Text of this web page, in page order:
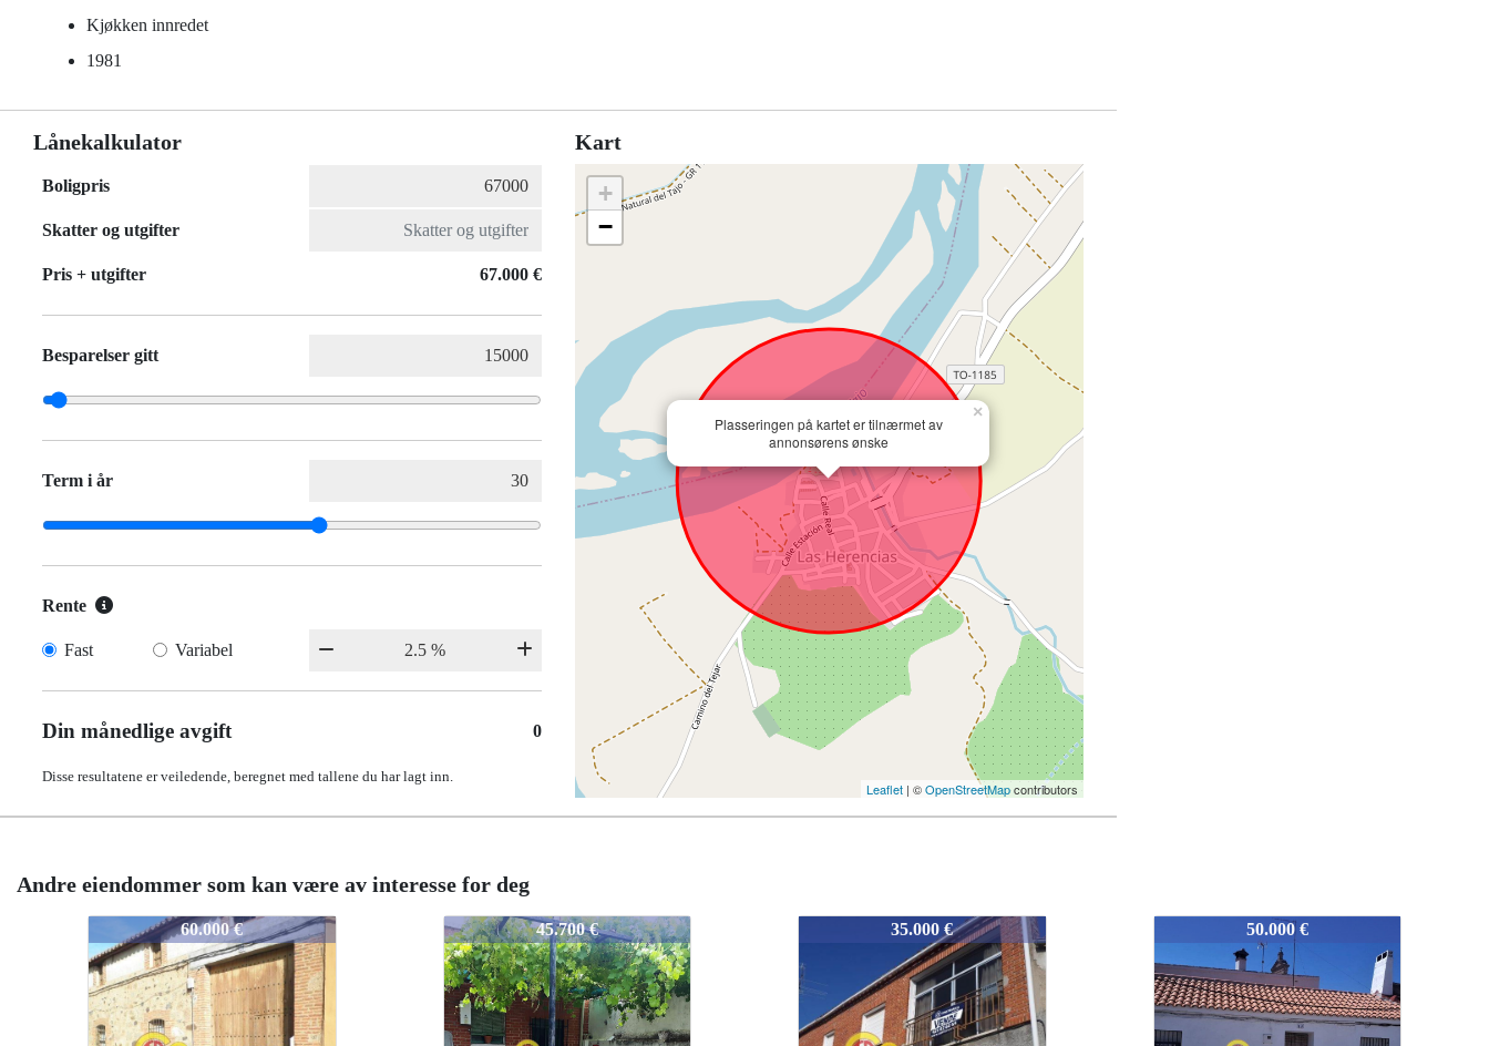
Kjøkken innredet
1981
Lånekalkulator
Boligpris
Skatter og utgifter
Pris + utgifter 67.000 €
Besparelser gitt
Term i år
Rente
Fast Variabel
Din månedlige avgift 0
Disse resultatene er veiledende, beregnet med tallene du har lagt inn.
Kart
Plasseringen på kartet er tilnærmet av
annonsørens ønske
×
+
−
Leaflet | ©OpenStreetMapcontributors
Andre eiendommer som kan være av interesse for deg
3048
45.700 € 3048 35.000 € 50.000 € 60.000 €